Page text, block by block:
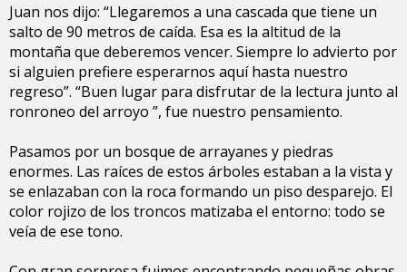
Juan nos dijo: “Llegaremos a una cascada que tiene un
salto de 90 metros de caída. Esa es la altitud de la
montaña que deberemos vencer. Siempre lo advierto por
si alguien prefiere esperarnos aquí hasta nuestro
regreso”. “Buen lugar para disfrutar de la lectura junto al
ronroneo del arroyo ”, fue nuestro pensamiento.
Pasamos por un bosque de arrayanes y piedras
enormes. Las raíces de estos árboles estaban a la vista y
se enlazaban con la roca formando un piso desparejo. El
color rojizo de los troncos matizaba el entorno: todo se
veía de ese tono.